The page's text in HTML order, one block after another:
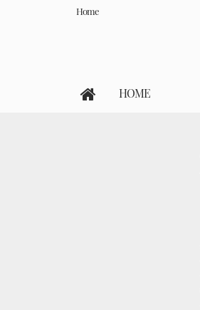
Home
HOME